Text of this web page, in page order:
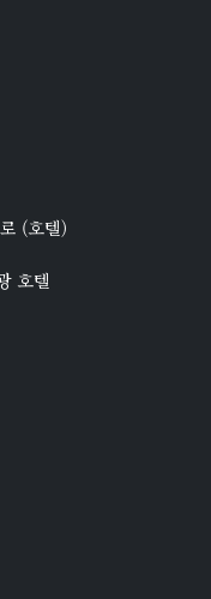
(호텔)
호텔